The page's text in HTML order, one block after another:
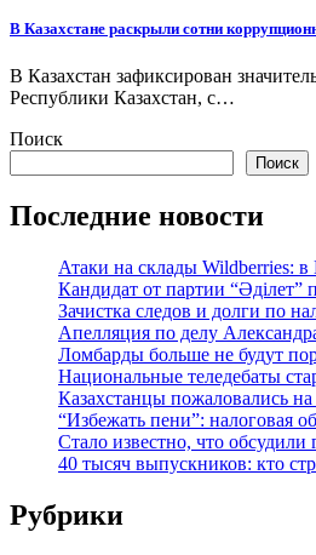
В Казахстане раскрыли сотни
В Казахстан зафиксирован
Республики Казахстан, с…
Поиск
Поиск
Последние новости
Атаки на склады Wildberries: в
Кандидат от партии “Әділет”
Зачистка следов и долги по
Апелляция по делу
Ломбарды больше не будут
Национальные теледебаты
Казахстанцы пожаловались
“Избежать пени”: налоговая
Стало известно, что
40 тысяч выпускников: кто
Рубрики